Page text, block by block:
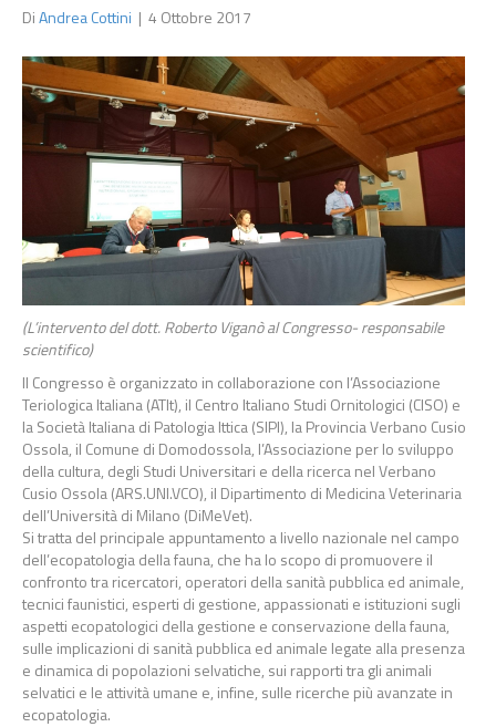
DiAndrea Cottini | 4 Ottobre 2017
(L’intervento del dott. Roberto Viganò al Congresso- responsabile
scientifico)
Il Congresso è organizzato in collaborazione con l’Associazione
Teriologica Italiana (ATIt), il Centro Italiano Studi Ornitologici (CISO) e
la Società Italiana di Patologia Ittica (SIPI), la Provincia Verbano Cusio
Ossola, il Comune di Domodossola, l’Associazione per lo sviluppo
della cultura, degli Studi Universitari e della ricerca nel Verbano
Cusio Ossola (ARS.UNI.VCO), il Dipartimento di Medicina Veterinaria
dell’Università di Milano (DiMeVet).
Si tratta del principale appuntamento a livello nazionale nel campo
dell’ecopatologia della fauna, che ha lo scopo di promuovere il
confronto tra ricercatori, operatori della sanità pubblica ed animale,
tecnici faunistici, esperti di gestione, appassionati e istituzioni sugli
aspetti ecopatologici della gestione e conservazione della fauna,
sulle implicazioni di sanità pubblica ed animale legate alla presenza
e dinamica di popolazioni selvatiche, sui rapporti tra gli animali
selvatici e le attività umane e, infine, sulle ricerche più avanzate in
ecopatologia.